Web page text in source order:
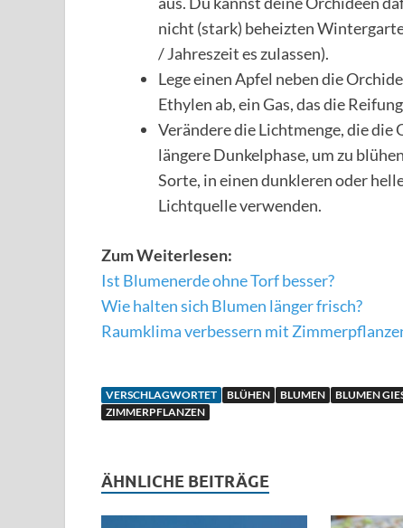
nicht (stark) beheizten
/ Jahreszeit es zulassen).
Lege einen Apfel neben die
Ethylen ab, ein Gas, das die
Verändere die Lichtmenge, die die
längere Dunkelphase, um zu
Sorte, in einen dunkleren oder
Lichtquelle verwenden.
Zum Weiterlesen:
Ist Blumenerde ohne Torf besser?
Wie halten sich Blumen länger frisch?
Raumklima verbessern mit
VERSCHLAGWORTET BLÜHEN BLUMEN BLUMEN
ZIMMERPFLANZEN
ÄHNLICHE BEITRÄGE